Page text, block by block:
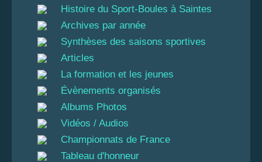
Histoire du Sport-Boules à Saintes
Archives par année
Synthèses des saisons sportives
Articles
La formation et les jeunes
Évènements organisés
Albums Photos
Vidéos / Audios
Championnats de France
Tableau d'honneur